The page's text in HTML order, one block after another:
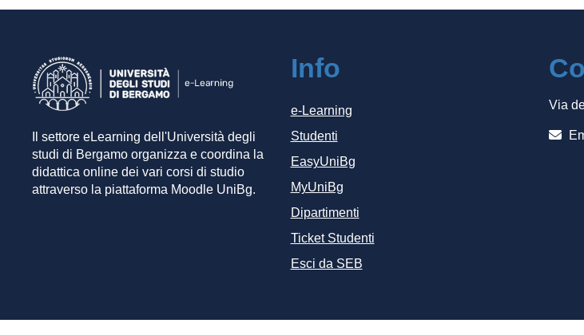
Il settore eLearning dell'Università degli
studi di Bergamo organizza e coordina la
didattica online dei vari corsi di studio
attraverso la piattaforma Moodle UniBg.
Info
e-Learning
Studenti
EasyUniBg
MyUniBg
Dipartimenti
Ticket Studenti
Esci da SEB
Via